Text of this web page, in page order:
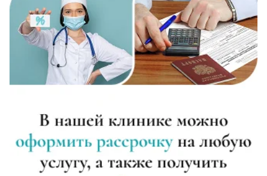
от 1 500 ₽ Записаться
Экстренное вытрезвление
от 2 000 ₽ Записаться
от 2 000 ₽
Круглосуточный вывод из запоя
от 3 500 ₽ Записаться